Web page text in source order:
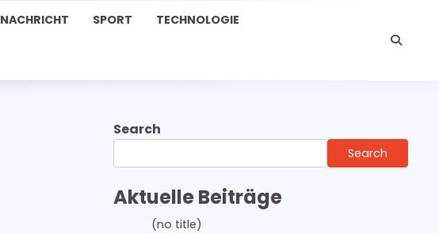
NACHRICHT SPORT TECHNOLOGIE
Search
Search
Aktuelle Beiträge
(no title)